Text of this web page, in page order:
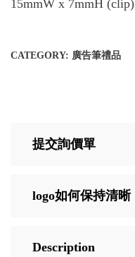
15mmW x 7mmH (clip)
CATEGORY: 廣告筆禮品
提交詢價單
logo如何保持清晰
Description